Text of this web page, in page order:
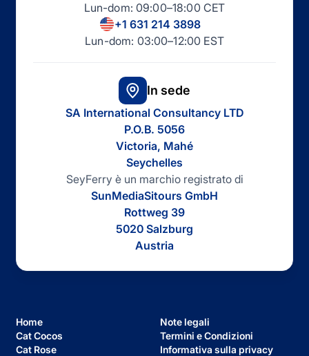
Lun-dom: 09:00–18:00 CET
+1 631 214 3898
Lun-dom: 03:00–12:00 EST
In sede
SA International Consultancy LTD
P.O.B. 5056
Victoria, Mahé
Seychelles
SeyFerry è un marchio registrato di
SunMediaSitours GmbH
Rottweg 39
5020 Salzburg
Austria
Home
Cat Cocos
Cat Rose
Note legali
Termini e Condizioni
Informativa sulla privacy